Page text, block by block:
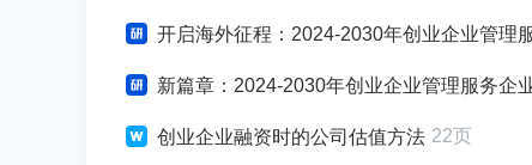
开启海外征程：2024-2030年创业企业管理
新篇章：2024-2030年创业企业管理服务企业
创业企业融资时的公司估值方法 22页